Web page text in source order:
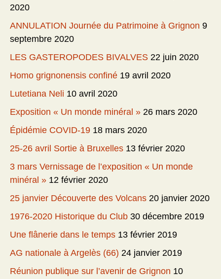
2020
ANNULATION Journée du Patrimoine à Grignon 9
septembre 2020
LES GASTEROPODES BIVALVES 22 juin 2020
Homo grignonensis confiné 19 avril 2020
Lutetiana Neli 10 avril 2020
Exposition « Un monde minéral » 26 mars 2020
Épidémie COVID-19 18 mars 2020
25-26 avril Sortie à Bruxelles 13 février 2020
3 mars Vernissage de l’exposition « Un monde
minéral » 12 février 2020
25 janvier Découverte des Volcans 20 janvier 2020
1976-2020 Historique du Club 30 décembre 2019
Une flânerie dans le temps 13 février 2019
AG nationale à Argelès (66) 24 janvier 2019
Réunion publique sur l’avenir de Grignon 10